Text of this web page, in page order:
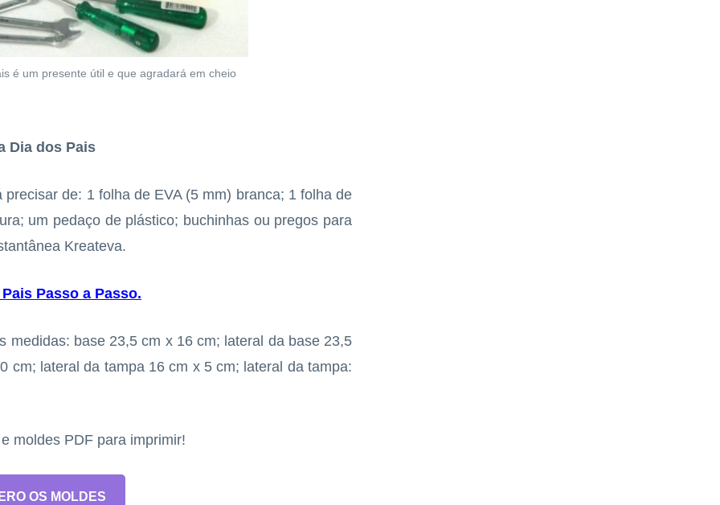
é um presente útil e que agradará em cheio
Dia dos Pais
de: 1 folha de EVA (5 mm) branca; 1 folha de
um pedaço de plástico; buchinhas ou pregos para
Kreateva.
Passo a Passo.
medidas: base 23,5 cm x 16 cm; lateral da base 23,5
cm; lateral da tampa 16 cm x 5 cm; lateral da tampa:
moldes PDF para imprimir!
OS MOLDES